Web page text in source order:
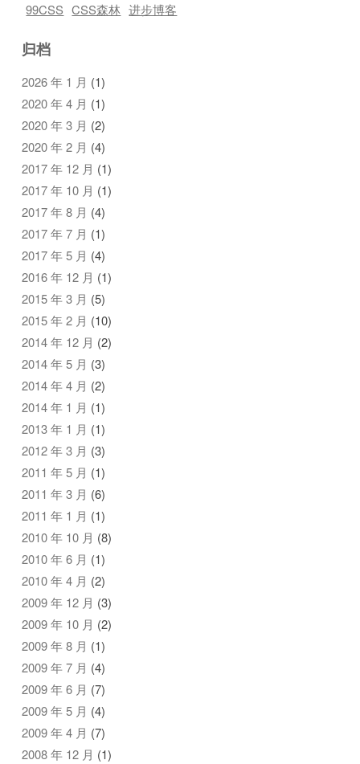
99CSS CSS森林 进步博客
归档
2026 年 1 月 (1)
2020 年 4 月 (1)
2020 年 3 月 (2)
2020 年 2 月 (4)
2017 年 12 月 (1)
2017 年 10 月 (1)
2017 年 8 月 (4)
2017 年 7 月 (1)
2017 年 5 月 (4)
2016 年 12 月 (1)
2015 年 3 月 (5)
2015 年 2 月 (10)
2014 年 12 月 (2)
2014 年 5 月 (3)
2014 年 4 月 (2)
2014 年 1 月 (1)
2013 年 1 月 (1)
2012 年 3 月 (3)
2011 年 5 月 (1)
2011 年 3 月 (6)
2011 年 1 月 (1)
2010 年 10 月 (8)
2010 年 6 月 (1)
2010 年 4 月 (2)
2009 年 12 月 (3)
2009 年 10 月 (2)
2009 年 8 月 (1)
2009 年 7 月 (4)
2009 年 6 月 (7)
2009 年 5 月 (4)
2009 年 4 月 (7)
2008 年 12 月 (1)